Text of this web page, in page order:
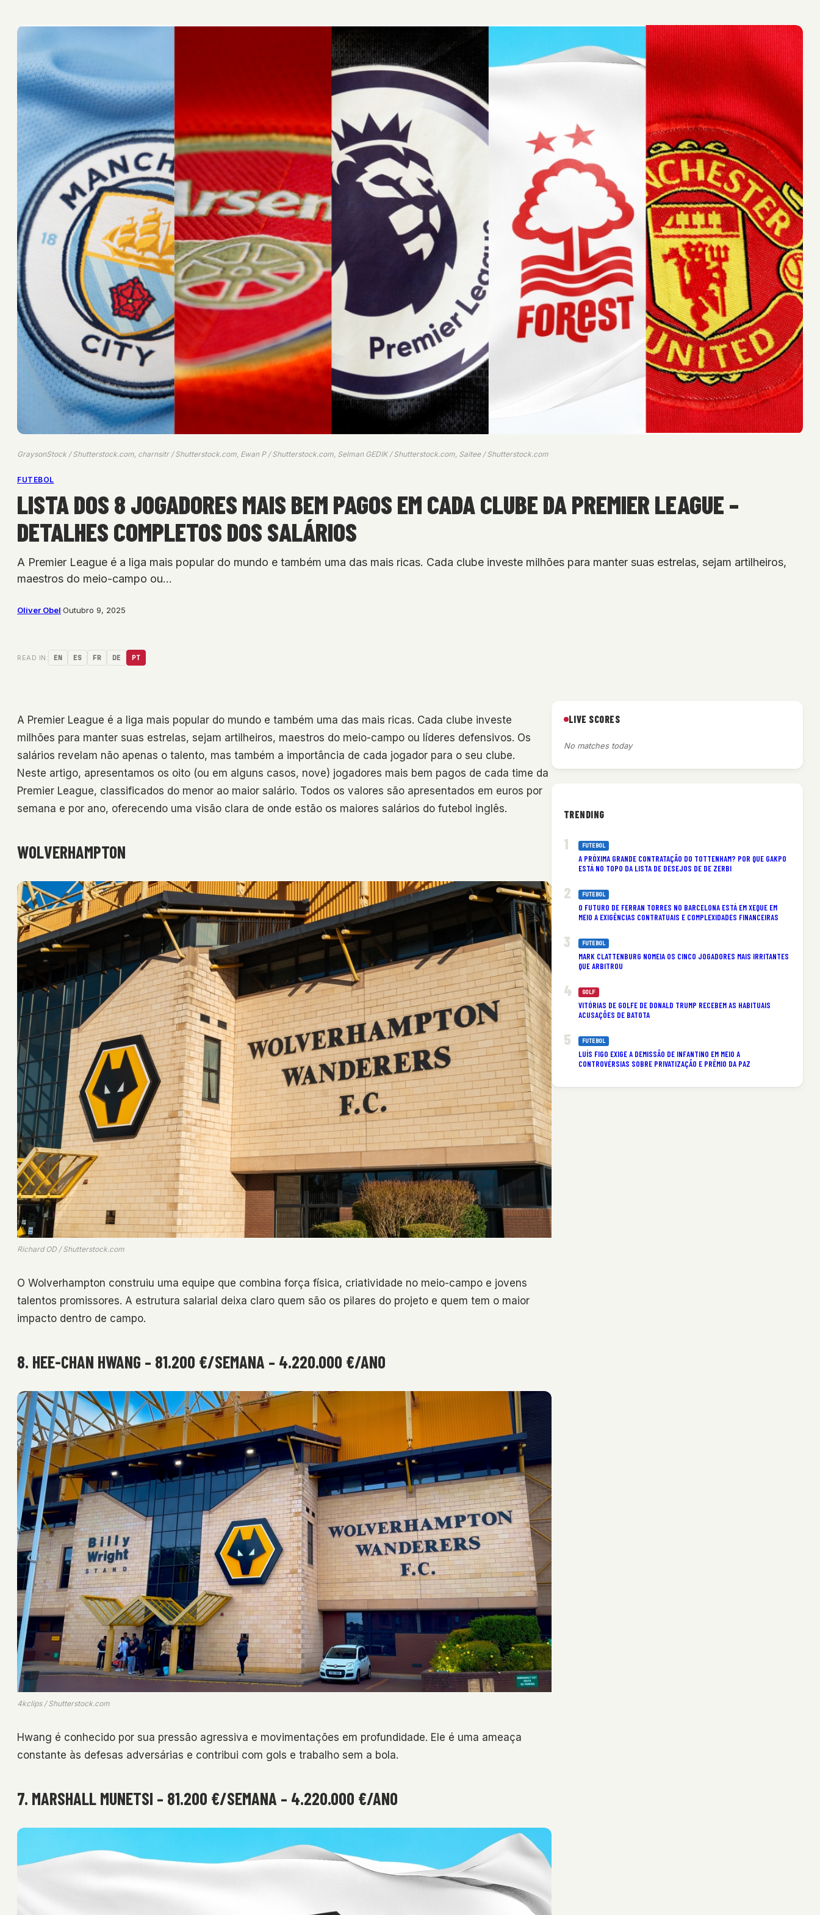
GraysonStock / Shutterstock.com, charnsitr / Shutterstock.com, Ewan P / Shutterstock.com, Selman GEDIK / Shutterstock.com, Saitee / Shutterstock.com
FUTEBOL
LISTA DOS 8 JOGADORES MAIS BEM PAGOS EM CADA CLUBE DA PREMIER LEAGUE –
DETALHES COMPLETOS DOS SALÁRIOS
A Premier League é a liga mais popular do mundo e também uma das mais ricas. Cada clube investe milhões para manter suas estrelas, sejam artilheiros,
maestros do meio-campo ou…
Oliver Obel·Outubro 9, 2025
READ IN: EN ES FR DE PT
A Premier League é a liga mais popular do mundo e também uma das mais ricas. Cada clube investe
milhões para manter suas estrelas, sejam artilheiros, maestros do meio-campo ou líderes defensivos. Os
salários revelam não apenas o talento, mas também a importância de cada jogador para o seu clube.
Neste artigo, apresentamos os oito (ou em alguns casos, nove) jogadores mais bem pagos de cada time da
Premier League, classificados do menor ao maior salário. Todos os valores são apresentados em euros por
semana e por ano, oferecendo uma visão clara de onde estão os maiores salários do futebol inglês.
WOLVERHAMPTON
Richard OD / Shutterstock.com
O Wolverhampton construiu uma equipe que combina força física, criatividade no meio-campo e jovens
talentos promissores. A estrutura salarial deixa claro quem são os pilares do projeto e quem tem o maior
impacto dentro de campo.
8. HEE-CHAN HWANG – 81.200 €/SEMANA – 4.220.000 €/ANO
4kclips / Shutterstock.com
Hwang é conhecido por sua pressão agressiva e movimentações em profundidade. Ele é uma ameaça
constante às defesas adversárias e contribui com gols e trabalho sem a bola.
7. MARSHALL MUNETSI – 81.200 €/SEMANA – 4.220.000 €/ANO
LIVE SCORES
No matches today
TRENDING
FUTEBOL
A PRÓXIMA GRANDE CONTRATAÇÃO DO TOTTENHAM? POR QUE GAKPO
ESTÁ NO TOPO DA LISTA DE DESEJOS DE DE ZERBI
FUTEBOL
O FUTURO DE FERRAN TORRES NO BARCELONA ESTÁ EM XEQUE EM
MEIO A EXIGÊNCIAS CONTRATUAIS E COMPLEXIDADES FINANCEIRAS
FUTEBOL
MARK CLATTENBURG NOMEIA OS CINCO JOGADORES MAIS IRRITANTES
QUE ARBITROU
GOLF
VITÓRIAS DE GOLFE DE DONALD TRUMP RECEBEM AS HABITUAIS
ACUSAÇÕES DE BATOTA
FUTEBOL
LUÍS FIGO EXIGE A DEMISSÃO DE INFANTINO EM MEIO A
CONTROVÉRSIAS SOBRE PRIVATIZAÇÃO E PRÊMIO DA PAZ